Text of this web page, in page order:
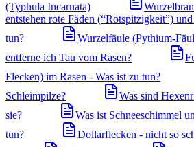
(Typhula Incarnata)
entstehen rote Fäden (“Rotspitzigkeit”)
tun?
Wurzelfäule (Pythium-
entferne ich Tau vom Rasen?
Flecken) im Rasen - Was ist zu tun?
Schleimpilze?
Was sind
sie?
Was ist Schneeschimmel
tun?
Dollarflecken - nicht so